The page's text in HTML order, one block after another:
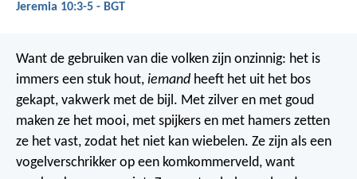
Jeremia 10:3-5 - BGT
Want de gebruiken van die volken zijn onzinnig: het is
immers een stuk hout, iemand heeft het uit het bos
gekapt, vakwerk met de bijl. Met zilver en met goud
maken ze het mooi, met spijkers en met hamers zetten
ze het vast, zodat het niet kan wiebelen. Ze zijn als een
vogelverschrikker op een komkommerveld, want